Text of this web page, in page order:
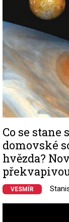
Co se
domovské
hvězda?
VESMÍR